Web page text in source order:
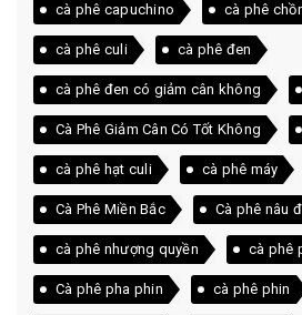
cà phê capuchino cà phê
cà phê culi cà phê đen
cà phê đen có giảm cân không
Cà Phê Giảm Cân Có Tốt Không
cà phê hạt culi cà phê máy
Cà Phê Miền Bắc Cà phê nâu
cà phê nhượng quyền cà phê
Cà phê pha phin cà phê phin